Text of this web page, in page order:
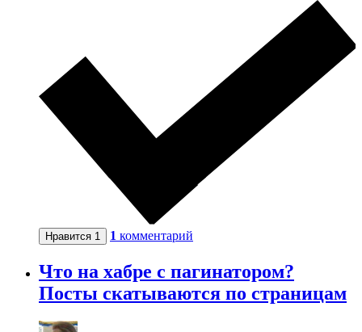
Нравится 1 1 комментарий
Что на хабре с пагинатором?
Посты скатываются по страницам